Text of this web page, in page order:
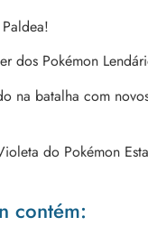
dos Pokémon
na batalha com
do Pokémon
contém: